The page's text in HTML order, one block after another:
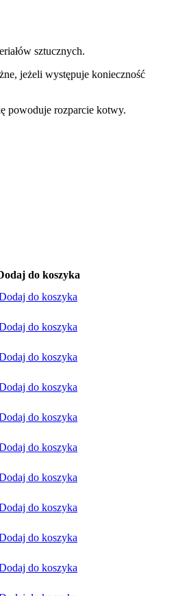
sztucznych.
jeżeli występuje konieczność
powoduje rozparcie kotwy.
do koszyka
do koszyka
do koszyka
do koszyka
do koszyka
do koszyka
do koszyka
do koszyka
do koszyka
do koszyka
do koszyka